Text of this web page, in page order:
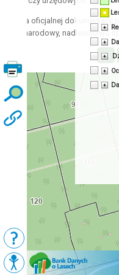
oficjalnej dokumentacji
park narodowy, nadleśnictwo